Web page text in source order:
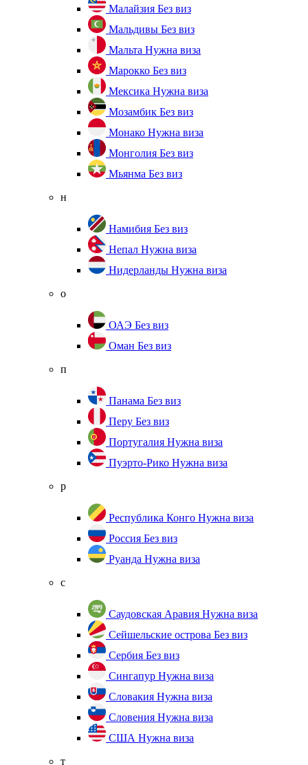
Малайзия Без виз
Мальдивы Без виз
Мальта Нужна виза
Марокко Без виз
Мексика Нужна виза
Мозамбик Без виз
Монако Нужна виза
Монголия Без виз
Мьянма Без виз
н
Намибия Без виз
Непал Нужна виза
Нидерланды Нужна виза
о
ОАЭ Без виз
Оман Без виз
п
Панама Без виз
Перу Без виз
Португалия Нужна виза
Пуэрто-Рико Нужна виза
р
Республика Конго Нужна виза
Россия Без виз
Руанда Нужна виза
с
Саудовская Аравия Нужна виза
Сейшельские острова Без виз
Сербия Без виз
Сингапур Нужна виза
Словакия Нужна виза
Словения Нужна виза
США Нужна виза
т